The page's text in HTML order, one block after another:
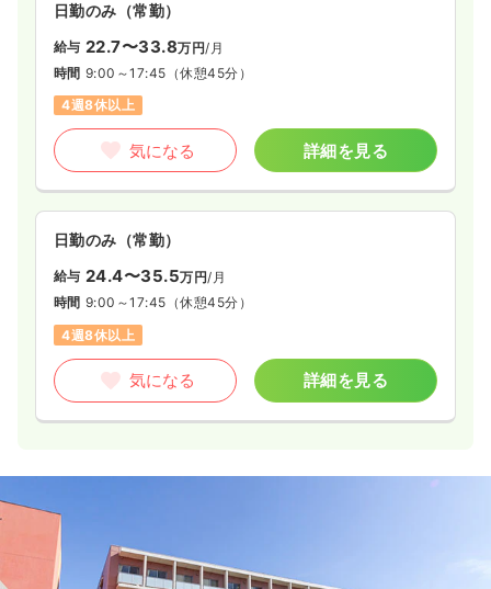
日勤のみ（常勤）
給与 22.7〜33.8万円/月
時間 9:00～17:45 （休憩45分）
4週8休以上
気になる 詳細を見る
日勤のみ（常勤）
給与 24.4〜35.5万円/月
時間 9:00～17:45 （休憩45分）
4週8休以上
気になる 詳細を見る